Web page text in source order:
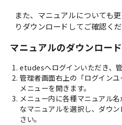
また、マニュアルについても
りダウンロードしてご確認くだ
マニュアルのダウンロー
etudesへログインいただき、
管理者画面右上の「ログイン
メニューを開きます。
メニュー内に各種マニュアル
なマニュアルを選択し、ダウ
さい。